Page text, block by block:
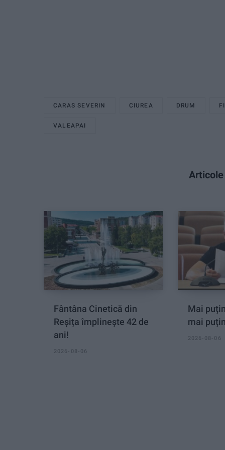
CARAS SEVERIN CIUREA DRUM
VALEAPAI
Fântâna Cinetică din
Reșița împlinește 42 de
ani!
2026-08-06
Mai
mai
2026-08-06